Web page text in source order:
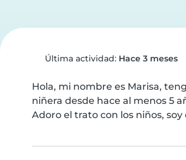
Última actividad: Hace 3 meses
Hola, mi nombre es Marisa,
niñera desde hace al menos 5
Adoro el trato con los niños,